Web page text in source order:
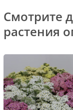
Смотрите
растения